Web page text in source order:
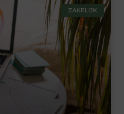
ZAKELIJK